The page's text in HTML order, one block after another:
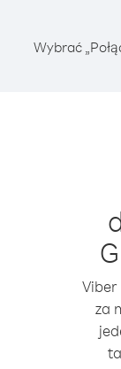
Wybrać
Viber
za